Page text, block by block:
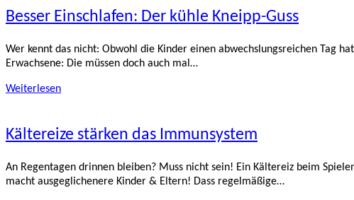
Besser Einschlafen: Der kühle Kneipp-Guss
Wer kennt das nicht: Obwohl die Kinder einen abwechslungsreichen Tag
Erwachsene: Die müssen doch auch mal…
Weiterlesen
Kältereize stärken das Immunsystem
An Regentagen drinnen bleiben? Muss nicht sein! Ein Kältereiz beim
macht ausgeglichenere Kinder & Eltern! Dass regelmäßige…